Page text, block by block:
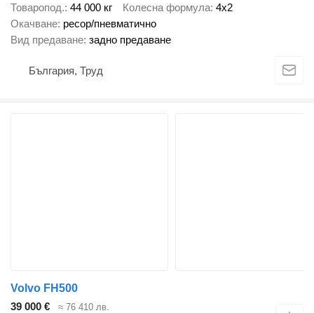
Товаропод. 44 000 кг Колесна формула 4x2
Окачване ресор/пневматично
Вид предаване задно предаване
България, Труд
Volvo FH500
39 000 €
≈ 76 410 лв.